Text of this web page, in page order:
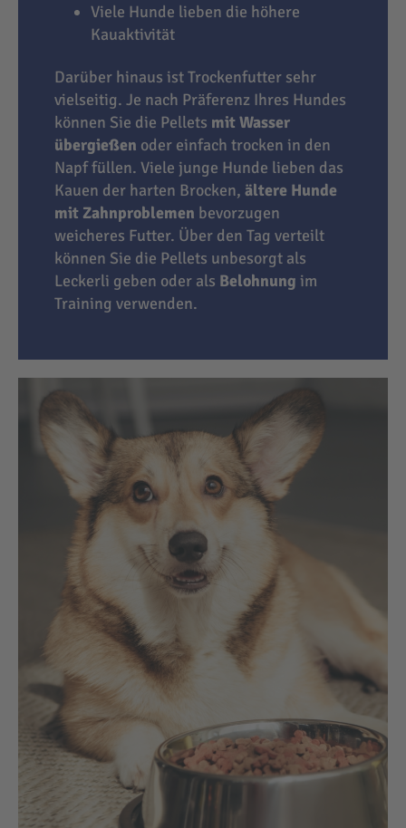
Viele Hunde lieben die höhere
Kauaktivität
Darüber hinaus ist Trockenfutter sehr
vielseitig. Je nach Präferenz Ihres Hundes
können Sie die Pellets mit Wasser
übergießen oder einfach trocken in den
Napf füllen. Viele junge Hunde lieben das
Kauen der harten Brocken, ältere Hunde
mit Zahnproblemen bevorzugen
weicheres Futter. Über den Tag verteilt
können Sie die Pellets unbesorgt als
Leckerli geben oder als Belohnung im
Training verwenden.